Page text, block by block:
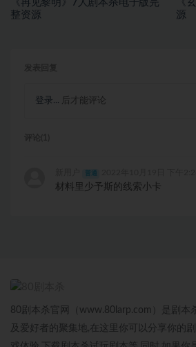
《再见黎明》7人剧本杀电子版完
整资源
《
源
登录... 后才能评论
材料里少予斯的线索小卡
80剧本杀官网（www.80larp.com）是剧本
及爱好者的聚集地,在这里你可以分享你的